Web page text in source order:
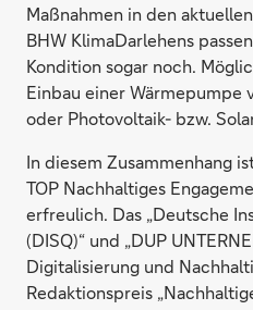
Maßnahmen in den
BHW KlimaDarlehens
Kondition sogar noch.
Einbau einer Wärmepumpe
oder Photovoltaik- bzw.
In diesem Zusammenhang
TOP Nachhaltiges
erfreulich. Das „Deutsche
(DISQ)“ und „DUP
Digitalisierung und
Redaktionspreis